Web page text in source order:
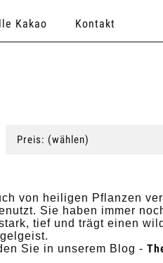
Kakao Kontakt
Preis: (wählen)
von heiligen Pflanzen
Sie haben immer
tief und trägt einen
Sie in unserem Blog -